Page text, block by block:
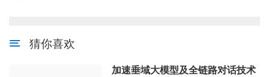
猜你喜欢
加速垂域大模型及全链路对话技术